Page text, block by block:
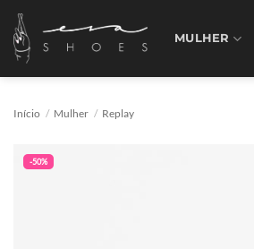
Skip
content
MULHER
Início / Mulher / Replay
-50%